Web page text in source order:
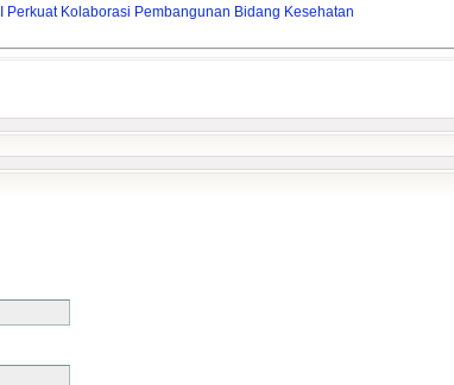
Perkuat Kolaborasi Pembangunan Bidang Kesehatan